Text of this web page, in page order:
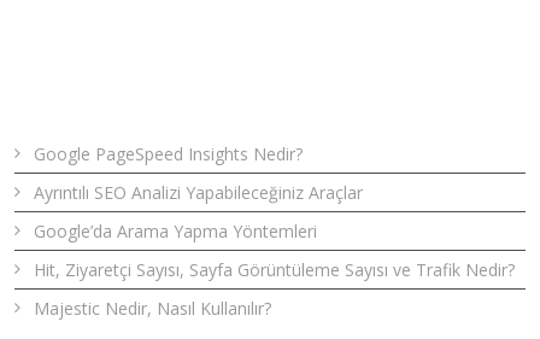
Google PageSpeed Insights Nedir?
Ayrıntılı SEO Analizi Yapabileceğiniz Araçlar
Google’da Arama Yapma Yöntemleri
Hit, Ziyaretçi Sayısı, Sayfa Görüntüleme Sayısı ve Trafik Nedir?
Majestic Nedir, Nasıl Kullanılır?